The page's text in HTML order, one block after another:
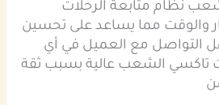
نظام متابعة الرحلات
والوقت مما يساعد على تحسين
التواصل مع العميل في أي
تاكسي الشعب عالية بسبب ثقة